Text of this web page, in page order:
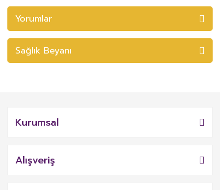
Yorumlar
Sağlık Beyanı
Kurumsal
Alışveriş